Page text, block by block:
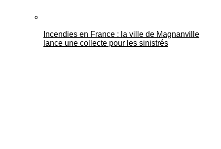
Incendies en France : la ville de Magnanville
lance une collecte pour les sinistrés